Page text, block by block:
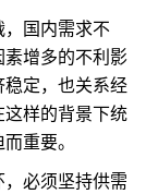
国内需求不
素增多的不利影
稳定，也关系经
样的背景下统
重要。
必须坚持供需